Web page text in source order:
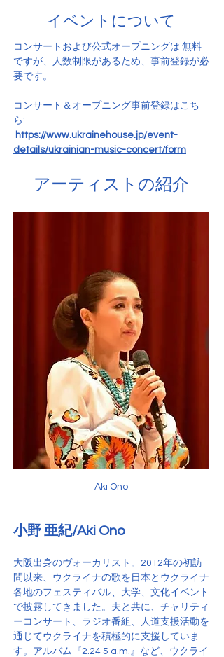
イベントについて
コンサートおよび公式オープニングは 無料
ですが、人数制限があるため、事前登録が必
要です。
コンサート＆オープニング事前登録はこち
ら:
https://www.ukrainehouse.jp/event-
details/ukrainian-music-concert/form
アーティストの紹介
Aki Ono
小野 亜紀/Aki Ono
大阪出身のヴォーカリスト。2012年の初訪
問以来、ウクライナの歌を日本とウクライナ
各地のフェスティバル、大学、文化イベント
で披露してきました。夫と共に、チャリティ
ーコンサート、ラジオ番組、人道支援活動を
通じてウクライナを積極的に支援していま
す。アルバム『2.24 5 a.m.』など、ウクライ